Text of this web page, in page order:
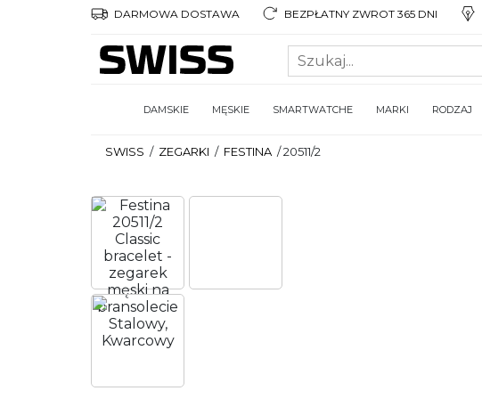
DARMOWA DOSTAWA BEZPŁATNY ZWROT 365 DNI
DAMSKIE MĘSKIE SMARTWATCHE MARKI RODZAJ
SWISS / ZEGARKI / FESTINA /20511/2